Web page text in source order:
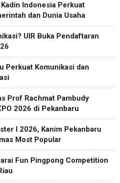
Indonesia Perkuat
dan Dunia Usaha
UIR Buka Pendaftaran
Perkuat Komunikasi dan
Prof Rachmat Pambudy
2026 di Pekanbaru
I 2026, Kanim Pekanbaru
Most Popular
Fun Pingpong Competition